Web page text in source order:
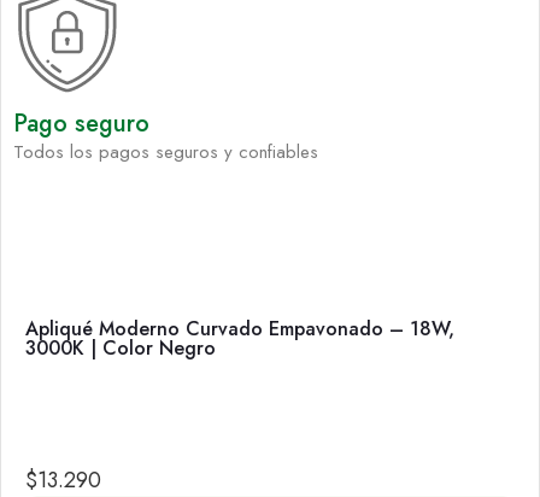
Pago seguro
Todos los pagos seguros y confiables
Apliqué Moderno Curvado Empavonado – 18W,
3000K | Color Negro
$13.290